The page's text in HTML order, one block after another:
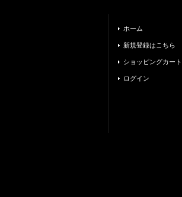
ホーム
新規登録はこちら
ショッピングカート
ログイン